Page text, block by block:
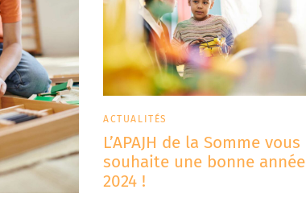
ACTUALITÉS
L’APAJH de la Somme vous
souhaite une bonne année
2024 !